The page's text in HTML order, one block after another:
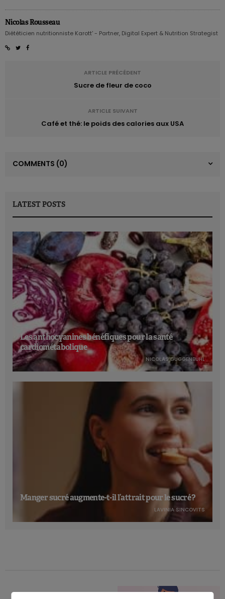
Nicolas Rousseau
Diététicien nutritionniste Karott' - Partner, Digital Expert & Nutrition Strategist
ARTICLE PRÉCÉDENT
Sucre de fleur de coco
ARTICLE SUIVANT
Café et thé: le poids des calories aux USA
COMMENTS (0)
LATEST POSTS
Les anthocyanines bénéfiques pour la santé
cardiométabolique
NICOLAS GUGGENBÜHL
Manger sucré augmente-t-il l’attrait pour le sucré ?
LAVINIA SINCOVITS